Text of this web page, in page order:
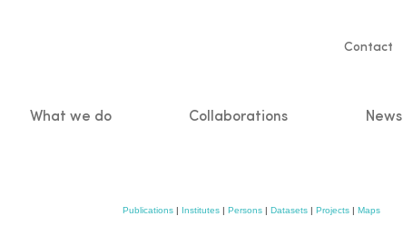
Service
Contact
What we do Collaborations News
Publications | Institutes | Persons | Datasets | Projects | Maps